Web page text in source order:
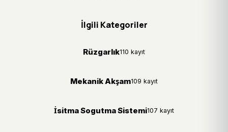
İlgili Kategoriler
Rüzgarlık110 kayıt
Mekanik Akşam109 kayıt
İsitma Sogutma Sistemi107 kayıt